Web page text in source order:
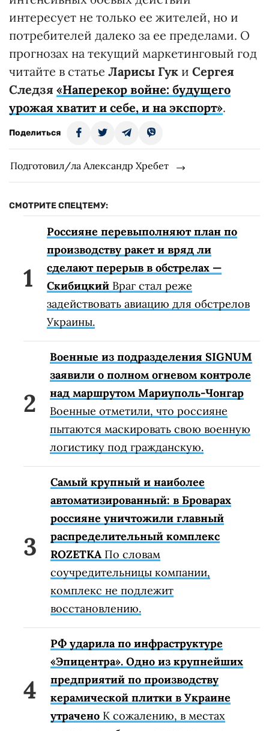
интересует не только ее жителей, но и
потребителей далеко за ее пределами. О
прогнозах на текущий маркетинговый год
читайте в статье Ларисы Гук и Сергея
Следзя «Наперекор войне: будущего
урожая хватит и себе, и на экспорт».
Поделиться
Подготовил/ла Александр Хребет
СМОТРИТЕ СПЕЦТЕМУ:
Россияне перевыполняют план по
производству ракет и вряд ли
сделают перерыв в обстрелах —
Скибицкий Враг стал реже
задействовать авиацию для обстрелов
Украины.
Военные из подразделения SIGNUM
заявили о полном огневом контроле
над маршрутом Мариуполь-Чонгар
Военные отметили, что россияне
пытаются маскировать свою военную
логистику под гражданскую.
Самый крупный и наиболее
автоматизированный: в Броварах
россияне уничтожили главный
распределительный комплекс
ROZETKA По словам
соучредительницы компании,
комплекс не подлежит
восстановлению.
РФ ударила по инфраструктуре
«Эпицентра». Одно из крупнейших
предприятий по производству
керамической плитки в Украине
утрачено К сожалению, в местах